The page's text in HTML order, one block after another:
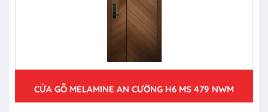
CỬA GỖ MELAMINE AN CƯỜNG H6 MS 479 NWM